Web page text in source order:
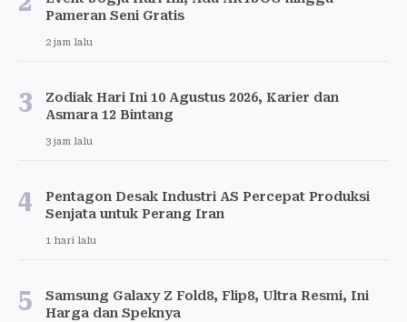
Pameran Seni Gratis
2 jam lalu
3
Zodiak Hari Ini 10 Agustus 2026, Karier dan
Asmara 12 Bintang
3 jam lalu
4
Pentagon Desak Industri AS Percepat Produksi
Senjata untuk Perang Iran
1 hari lalu
5
Samsung Galaxy Z Fold8, Flip8, Ultra Resmi, Ini
Harga dan Speknya